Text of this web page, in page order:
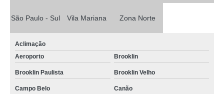
São Paulo - Sul Vila Mariana Zona Norte
Aclimação
Aeroporto
Brooklin
Brooklin Paulista Brooklin Velho
Campo Belo Canão